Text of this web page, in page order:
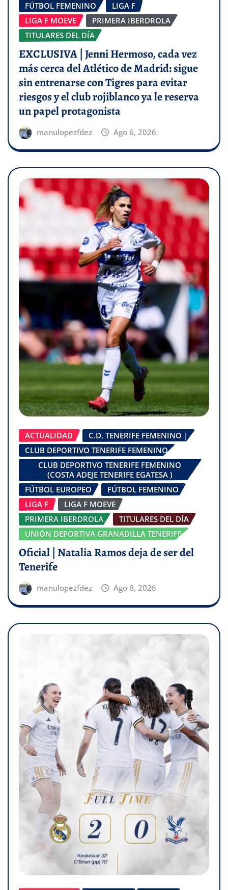
FÚTBOL FEMENINO
LIGA F
LIGA F MOEVE
PRIMERA IBERDROLA
TITULARES DEL DÍA
EXCLUSIVA | Jenni Hermoso, cada vez
más cerca del Atlético de Madrid: sigue
sin entrenarse con Tigres para evitar
riesgos y el club rojiblanco ya le reserva
un papel protagonista
manulopezfdez Ago 6, 2026
ACTUALIDAD
C.D. TENERIFE FEMENINO |
CLUB DEPORTIVO TENERIFE FEMENINO
CLUB DEPORTIVO TENERIFE FEMENINO
(COSTA ADEJE TENERIFE EGATESA )
FÚTBOL EUROPEO
FÚTBOL FEMENINO
LIGA F
LIGA F MOEVE
PRIMERA IBERDROLA
TITULARES DEL DÍA
UNIÓN DEPORTIVA GRANADILLA TENERIFE
Oficial | Natalia Ramos deja de ser del
Tenerife
manulopezfdez Ago 6, 2026